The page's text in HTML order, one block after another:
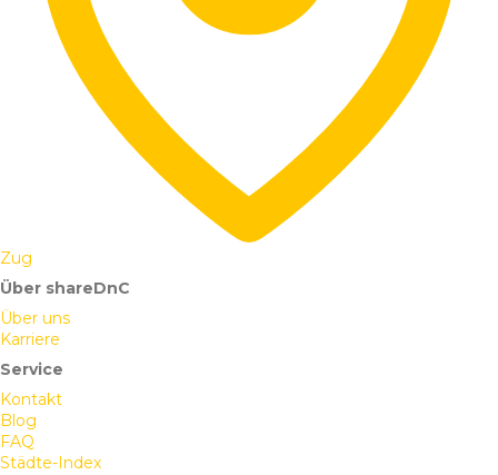
Zug
Über shareDnC
Über uns
Karriere
Service
Kontakt
Blog
FAQ
Städte-Index